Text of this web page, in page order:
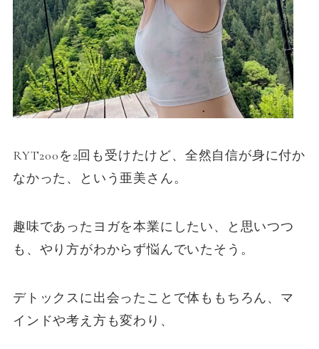
RYT200を2回も受けたけど、全然自信が身に付か
なかった、という亜美さん。
趣味であったヨガを本業にしたい、と思いつつ
も、やり方がわからず悩んでいたそう。
デトックスに出会ったことで体ももちろん、マ
インドや考え方も変わり、